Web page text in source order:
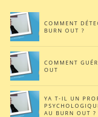
COMMENT
BURN OUT ?
COMMENT
OUT
YA T-IL UN
AU BURN OUT ?